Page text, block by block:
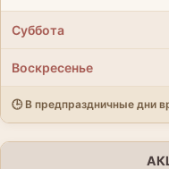
Суббота
Воскресенье
🕒 В предпраздничные дни